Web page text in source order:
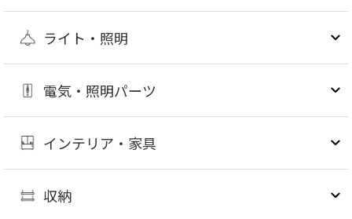
ライト・照明
電気・照明パーツ
インテリア・家具
収納